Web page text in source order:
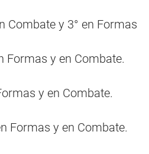
Combate y 3° en Formas
Formas y en Combate.
y en Combate.
Formas y en Combate.